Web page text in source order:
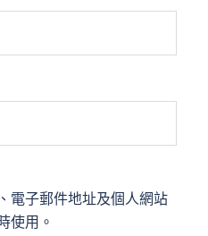
電子郵件地址及個人網站
使用。